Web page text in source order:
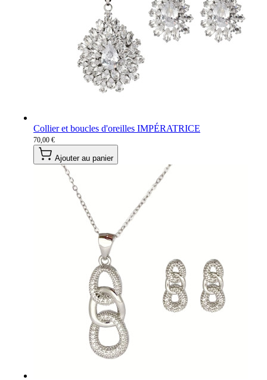
Collier et boucles d'oreilles IMPÉRATRICE
70,00 €
Ajouter au panier